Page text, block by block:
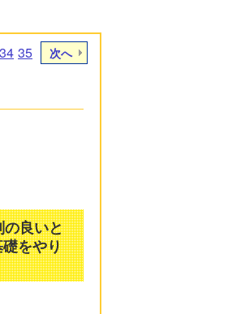
34 35 次へ
良いと
をやり